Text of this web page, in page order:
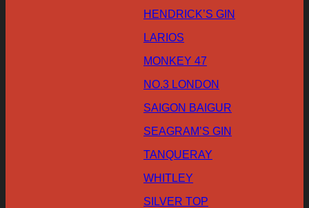
HENDRICK’S GIN
LARIOS
MONKEY 47
NO.3 LONDON
SAIGON BAIGUR
SEAGRAM’S GIN
TANQUERAY
WHITLEY
SILVER TOP